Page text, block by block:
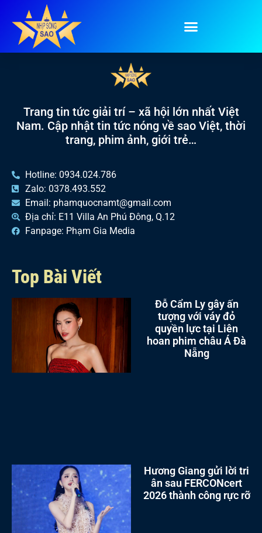
Tag:cơm cháy
Trang tin tức giải trí – xã hội lớn nhất Việt
Nam. Cập nhật tin tức nóng về sao Việt, thời
trang, phim ảnh, giới trẻ…
Hotline: 0934.024.786
Zalo: 0378.493.552
Email: phamquocnamt@gmail.com
Địa chỉ: E11 Villa An Phú Đông, Q.12
Fanpage: Phạm Gia Media
Top Bài Viết
Đỗ Cẩm Ly gây ấn
tượng với váy đỏ
quyền lực tại Liên
hoan phim châu Á Đà
Nẵng
Hương Giang gửi lời tri
ân sau FERCONcert
2026 thành công rực rỡ